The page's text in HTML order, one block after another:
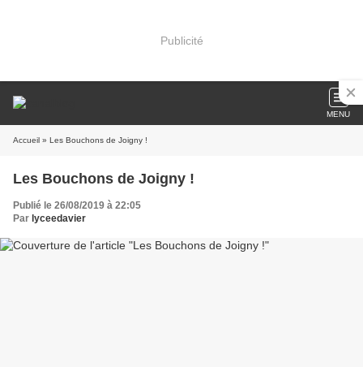
Publicité
MENU
Accueil » Les Bouchons de Joigny !
Les Bouchons de Joigny !
Publié le 26/08/2019 à 22:05
Par lyceedavier